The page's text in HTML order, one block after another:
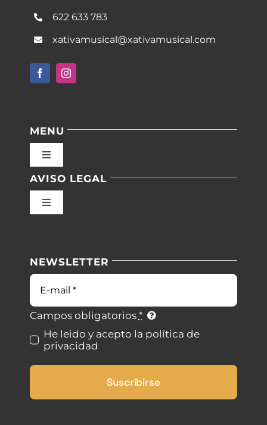
622 633 783
xativamusical@xativamusical.com
MENU
Toggle
Inicio
Blog
Contacto
AVISO LEGAL
Toggle
Condiciones de uso
Ley de cookies
Desistimiento
NEWSLETTER
Correo
electrónico
Campos obligatorios *
He leido y acepto la política de
privacidad
Suscribirse